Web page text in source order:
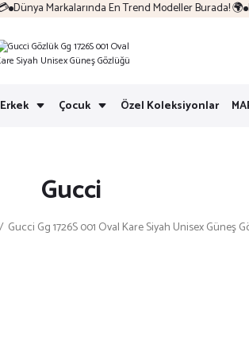
Dünya Markalarında En Trend Modeller Burada! 🌍
Erkek Çocuk Özel Koleksiyonlar
Gucci
Gucci Gg 1726S 001 Oval Kare Siyah Unisex Güneş